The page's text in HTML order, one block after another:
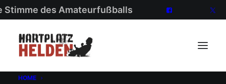
Stimme des Amateurfußballs
HOME